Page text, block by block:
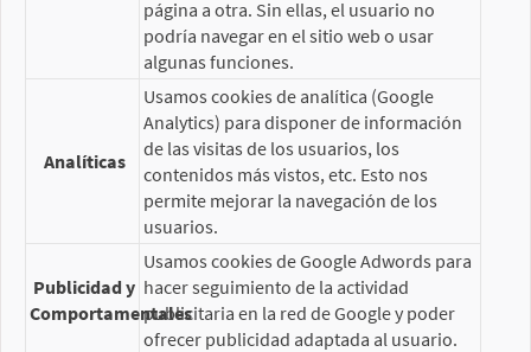
página a otra. Sin ellas, el usuario no
podría navegar en el sitio web o usar
algunas funciones.
Analíticas
Usamos cookies de analítica (Google
Analytics) para disponer de información
de las visitas de los usuarios, los
contenidos más vistos, etc. Esto nos
permite mejorar la navegación de los
usuarios.
Publicidad y
Comportamentales
Usamos cookies de Google Adwords para
hacer seguimiento de la actividad
publicitaria en la red de Google y poder
ofrecer publicidad adaptada al usuario.